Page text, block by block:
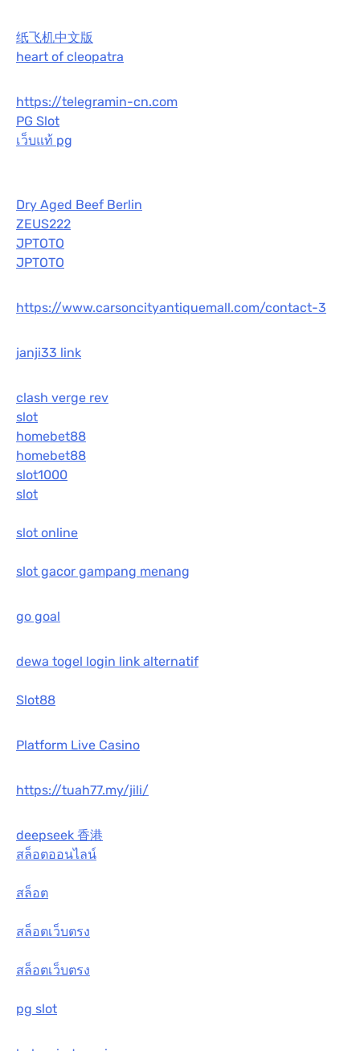
纸飞机中文版
heart of cleopatra
https://telegramin-cn.com
PG Slot
เว็บแท้ pg
Dry Aged Beef Berlin
ZEUS222
JPTOTO
JPTOTO
https://www.carsoncityantiquemall.com/contact-3
janji33 link
clash verge rev
slot
homebet88
homebet88
slot1000
slot
slot online
slot gacor gampang menang
go goal
dewa togel login link alternatif
Slot88
Platform Live Casino
https://tuah77.my/jili/
deepseek 香港
สล็อตออนไลน์
สล็อต
สล็อตเว็บตรง
สล็อตเว็บตรง
pg slot